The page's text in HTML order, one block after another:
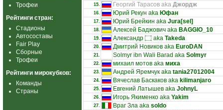
Трофеи
Рейтинги стран:
Стадионы
Автосоставы
Fair Play
Сборные
Трофеи
Рейтинги мирокубков:
Команды
Страны
15. Георгий Тарасов aka Джордж
16. Юрий Рекун aka Юфан
17. Юрий Брейкин aka Jura[sel]
18. Алексей Баджович aka BAGGIO_10
19. Александр ۝ aka Takeda
20. Дмитрий Новиков aka EuroDAN
21. Solmyr ibn Wali Barad aka Solmyr
22. михаил мотов aka миха
23. Андрей Яремчук aka tania27012004
24. Вячеслав Баскаков aka kilimanjaro
25. Евгений Латышев aka JohnyL
26. Игорь Якименко aka Yakim
27. Враг Зла aka soldo